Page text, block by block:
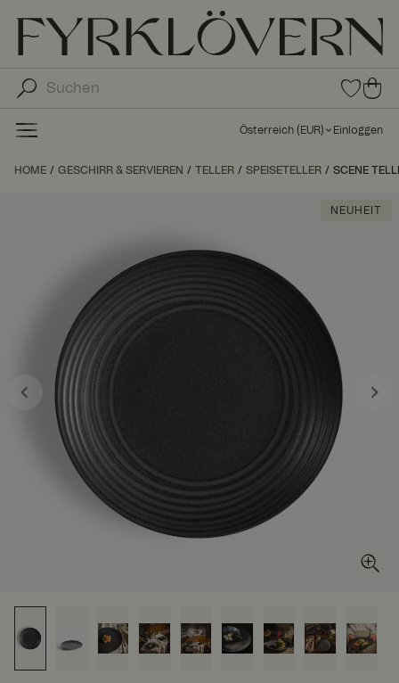
0
Arti
in
orit
0
Art
ike
de
Wa
Österreich ( EUR) Einloggen
HOME GESCHIRR & SERVIEREN TELLER SPEISETELLER SCENE
NEUHEIT